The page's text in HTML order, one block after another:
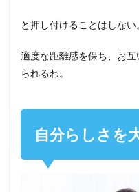
と押し付けることはしない
適度な距離感を保ち、お
られるわ。
自分らしさを